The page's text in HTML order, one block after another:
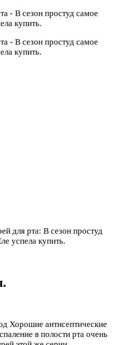
Хорошие антисептические
в полости рта очень